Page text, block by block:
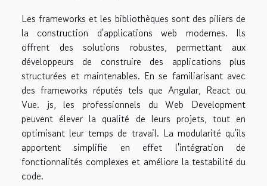
Les frameworks et les bibliothèques sont des piliers de
la construction d'applications web modernes. Ils
offrent des solutions robustes, permettant aux
développeurs de construire des applications plus
structurées et maintenables. En se familiarisant avec
des frameworks réputés tels que Angular, React ou
Vue. js, les professionnels du Web Development
peuvent élever la qualité de leurs projets, tout en
optimisant leur temps de travail. La modularité qu'ils
apportent simplifie en effet l'intégration de
fonctionnalités complexes et améliore la testabilité du
code.